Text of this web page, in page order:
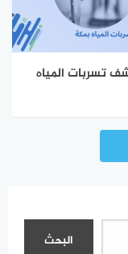
تسربات المياه
البحث